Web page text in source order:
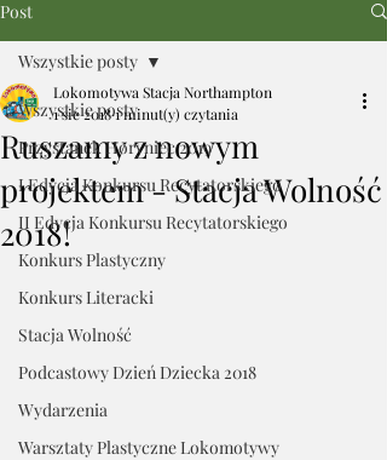
Post
Wszystkie posty
Przystanek Horyniec 2019
I Edycja Konkursu Recytatorskiego
II Edycja Konkursu Recytatorskiego
Konkurs Plastyczny
Konkurs Literacki
Stacja Wolność
Podcastowy Dzień Dziecka 2018
Wydarzenia
Warsztaty Plastyczne Lokomotywy
Wszystkie posty
Ruszamy z nowym
projektem - Stacja Wolność
2018!
Lokomotywa Stacja Northampton
1 sie 20181 minut(y) czytania